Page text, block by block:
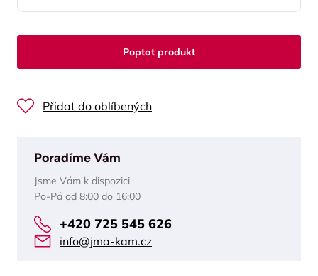
Poptat produkt
Přidat do oblíbených
Poradíme Vám
Jsme Vám k dispozici
Po-Pá od 8:00 do 16:00
+420 725 545 626
info@jma-kam.cz